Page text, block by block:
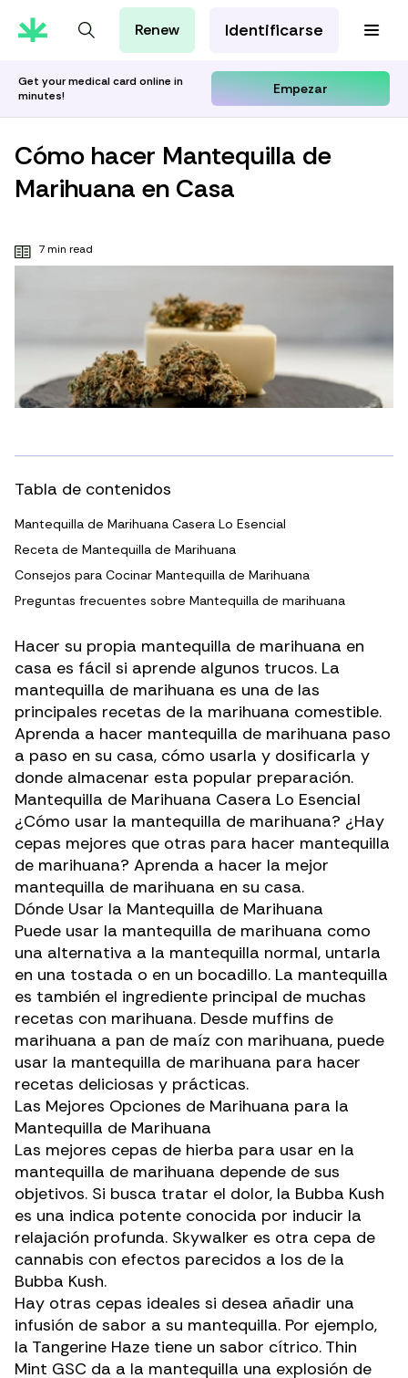
Orientación Cannábica
Aprenda con Leafwell
Renew Identificarse
Get your medical card online in
minutes!
Empezar
Cómo hacer Mantequilla de
Marihuana en Casa
7 min read
Tabla de contenidos
Mantequilla de Marihuana Casera Lo Esencial
Receta de Mantequilla de Marihuana
Consejos para Cocinar Mantequilla de Marihuana
Preguntas frecuentes sobre Mantequilla de marihuana
Hacer su propia mantequilla de marihuana en
casa es fácil si aprende algunos trucos. La
mantequilla de marihuana es una de las
principales recetas de la marihuana comestible.
Aprenda a hacer mantequilla de marihuana paso
a paso en su casa, cómo usarla y dosificarla y
donde almacenar esta popular preparación.
Mantequilla de Marihuana Casera Lo Esencial
¿Cómo usar la mantequilla de marihuana? ¿Hay
cepas mejores que otras para hacer mantequilla
de marihuana? Aprenda a hacer la mejor
mantequilla de marihuana en su casa.
Dónde Usar la Mantequilla de Marihuana
Puede usar la mantequilla de marihuana como
una alternativa a la mantequilla normal, untarla
en una tostada o en un bocadillo. La mantequilla
es también el ingrediente principal de muchas
recetas con marihuana. Desde muffins de
marihuana a pan de maíz con marihuana, puede
usar la mantequilla de marihuana para hacer
recetas deliciosas y prácticas.
Las Mejores Opciones de Marihuana para la
Mantequilla de Marihuana
Las mejores cepas de hierba para usar en la
mantequilla de marihuana depende de sus
objetivos. Si busca tratar el dolor, la Bubba Kush
es una indica potente conocida por inducir la
relajación profunda. Skywalker es otra cepa de
cannabis con efectos parecidos a los de la
Bubba Kush.
Hay otras cepas ideales si desea añadir una
infusión de sabor a su mantequilla. Por ejemplo,
la Tangerine Haze tiene un sabor cítrico. Thin
Mint GSC da a la mantequilla una explosión de